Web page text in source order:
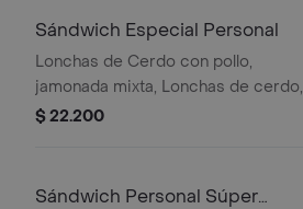
Sándwich Especial Personal
Lonchas de Cerdo con pollo,
jamonada mixta, Lonchas de cerdo,
cordero y res, queso mozzarella,
$ 22.200
Sándwich Personal Súper